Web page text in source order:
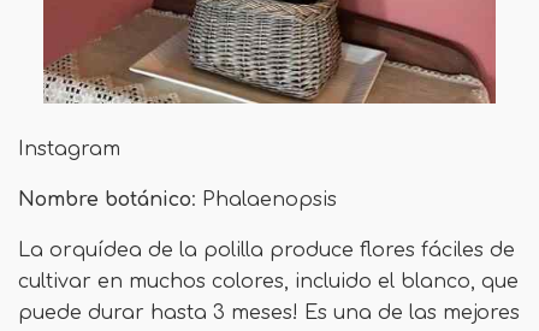
Instagram
Nombre botánico: Phalaenopsis
La orquídea de la polilla produce flores fáciles de
cultivar en muchos colores, incluido el blanco, que
puede durar hasta 3 meses! Es una de las mejores